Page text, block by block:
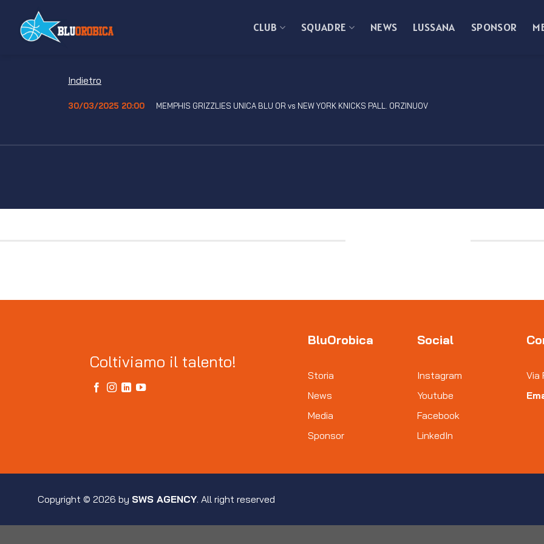
contenuti
CLUB SQUADRE NEWS LUSSANA SPONSOR
Indietro
30/03/2025 20:00 MEMPHIS GRIZZLIES UNICA BLU OR vs NEW YORK KNICKS PALL. ORZINUOV
Coltiviamo il talento!
BluOrobica
Storia
News
Media
Sponsor
Social
Instagram
Youtube
Facebook
LinkedIn
Via
Copyright © 2026 by SWS AGENCY. All right reserved